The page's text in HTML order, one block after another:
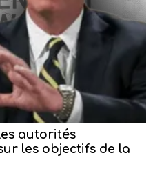
autorités
les objectifs de la